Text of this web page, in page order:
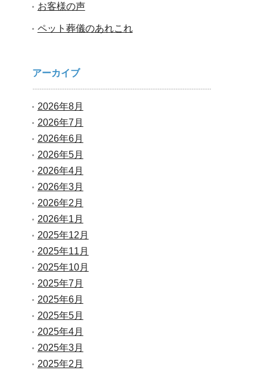
お客様の声
ペット葬儀のあれこれ
アーカイブ
2026年8月
2026年7月
2026年6月
2026年5月
2026年4月
2026年3月
2026年2月
2026年1月
2025年12月
2025年11月
2025年10月
2025年7月
2025年6月
2025年5月
2025年4月
2025年3月
2025年2月